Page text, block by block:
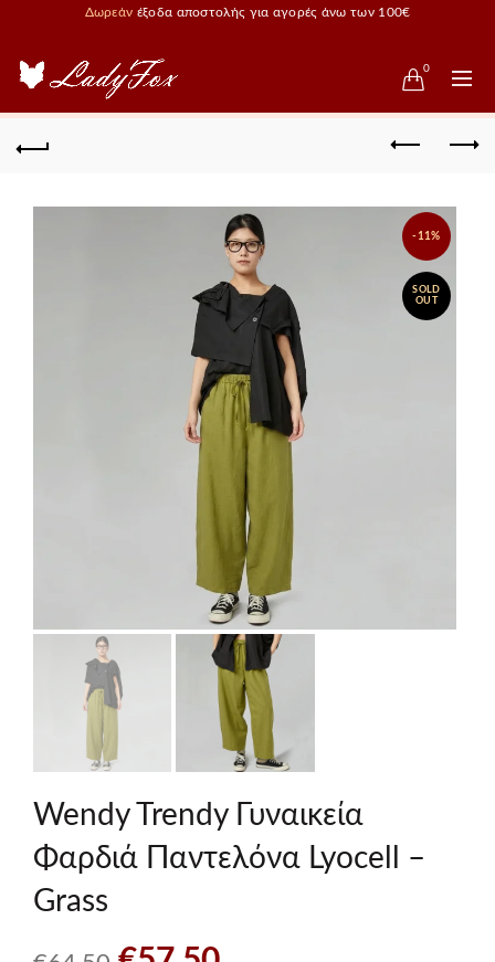
Δωρεάν έξοδα αποστολής για αγορές άνω των 100€
0
-11%
SOLD
OUT
Wendy Trendy Γυναικεία
Φαρδιά Παντελόνα Lyocell –
Grass